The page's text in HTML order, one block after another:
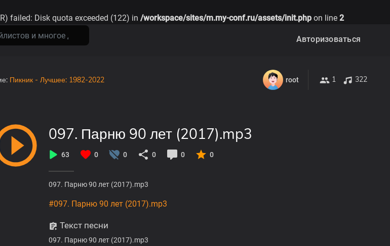
failed: Disk quota exceeded (122) in /workspace/sites/m.my-conf.ru/assets/init.php on line 2
Авторизоваться
Пикник - Лучшее: 1982-2022 root 1 322
097. Парню 90 лет (2017).mp3
63 0 0 0 0 0
097. Парню 90 лет (2017).mp3
#097. Парню 90 лет (2017).mp3
Текст песни
097. Парню 90 лет (2017).mp3